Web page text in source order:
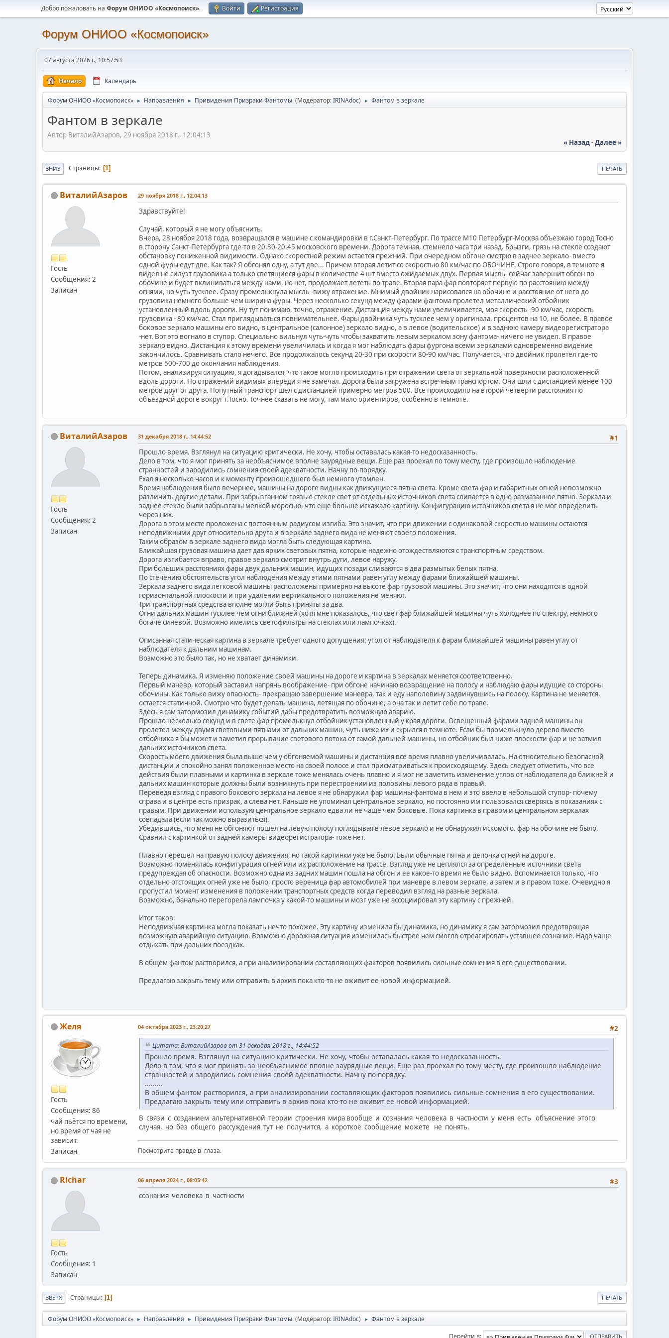
Добро пожаловать на Форум ОНИОО «Космопоиск». Войти Регистрация
Форум ОНИОО «Космопоиск»
07 августа 2026 г., 10:57:53
Начало Календарь
Форум ОНИОО «Космопоиск» ► Направления ► Привидения Призраки Фантомы.(Модератор:IRINAdoc) ► Фантом в зеркале
Фантом в зеркале
Автор ВиталийАзаров, 29 ноября 2018 г., 12:04:13
« Назад-Далее »
ПЕЧАТЬ
ВНИЗ Страницы 1
ВиталийАзаров
Гость
Сообщения: 2
Записан
29 ноября 2018 г., 12:04:13
Здравствуйте!
Случай, который я не могу объяснить.
Вчера, 28 ноября 2018 года, возвращался в машине с командировки в г.Санкт-Петербург. По трассе М10 Петербург-Москва объезжаю город Тосно
в сторону Санкт-Петербурга где-то в 20.30-20.45 московского времени. Дорога темная, стемнело часа три назад. Брызги, грязь на стекле создают
обстановку пониженной видимости. Однако скоростной режим остается прежний. При очередном обгоне смотрю в заднее зеркало- вместо
одной фуры едут две. Как так? Я обгонял одну, а тут две... Причем вторая летит со скоростью 80 км/час по ОБОЧИНЕ. Строго говоря, в темноте я
видел не силуэт грузовика а только светящиеся фары в количестве 4 шт вместо ожидаемых двух. Первая мысль- сейчас завершит обгон по
обочине и будет вклиниваться между нами, но нет, продолжает лететь по траве. Вторая пара фар повторяет первую по расстоянию между
огнями, но чуть тусклее. Сразу промелькнула мысль- вижу отражение. Мнимый двойник нарисовался на обочине и расстояние от него до
грузовика немного больше чем ширина фуры. Через несколько секунд между фарами фантома пролетел металлический отбойник
установленный вдоль дороги. Ну тут понимаю, точно, отражение. Дистанция между нами увеличивается, моя скорость -90 км/час, скорость
грузовика - 80 км/час. Стал приглядываться повнимательнее. Фары двойника чуть тусклее чем у оригинала, процентов на 10, не более. В правое
боковое зеркало машины его видно, в центральное (салонное) зеркало видно, а в левое (водительское) и в заднюю камеру видеорегистратора
-нет. Вот это вогнало в ступор. Специально вильнул чуть-чуть чтобы захватить левым зеркалом зону фантома- ничего не увидел. В правое
зеркало видно. Дистанция к этому времени увеличилась и когда я мог наблюдать фары фургона всеми зеркалами одновременно видение
закончилось. Сравнивать стало нечего. Все продолжалось секунд 20-30 при скорости 80-90 км/час. Получается, что двойник пролетел где-то
метров 500-700 до окончания наблюдения.
Потом, анализируя ситуацию, я догадывался, что такое могло происходить при отражении света от зеркальной поверхности расположенной
вдоль дороги. Но отражений видимых впереди я не замечал. Дорога была загружена встречным транспортом. Они шли с дистанцией менее 100
метров друг от друга. Попутный транспорт шел с дистанцией примерно метров 500. Все происходило на второй четверти расстояния по
объездной дороге вокруг г.Тосно. Точнее сказать не могу, там мало ориентиров, особенно в темноте.
ВиталийАзаров
Гость
Сообщения: 2
Записан
#1
31 декабря 2018 г., 14:44:52
Прошло время. Взглянул на ситуацию критически. Не хочу, чтобы оставалась какая-то недосказанность.
Дело в том, что я мог принять за необъяснимое вполне заурядные вещи. Еще раз проехал по тому месту, где произошло наблюдение
странностей и зародились сомнения своей адекватности. Начну по-порядку.
Ехал я несколько часов и к моменту произошедшего был немного утомлен.
Время наблюдения было вечернее, машины на дороге видны как движущиеся пятна света. Кроме света фар и габаритных огней невозможно
различить другие детали. При забрызганном грязью стекле свет от отдельных источников света сливается в одно размазанное пятно. Зеркала и
заднее стекло были забрызганы мелкой моросью, что еще больше искажало картину. Конфигурацию источников света я не мог определить
через них.
Дорога в этом месте проложена с постоянным радиусом изгиба. Это значит, что при движении с одинаковой скоростью машины остаются
неподвижными друг относительно друга и в зеркале заднего вида не меняют своего положения.
Таким образом в зеркале заднего вида могла быть следующая картина.
Ближайшая грузовая машина дает дав ярких световых пятна, которые надежно отождествляются с транспортным средством.
Дорога изгибается вправо, правое зеркало смотрит внутрь дуги, левое наружу.
При больших расстояниях фары двух дальних машин, идущих позади сливаются в два размытых белых пятна.
По стечению обстоятельств угол наблюдения между этими пятнами равен углу между фарами ближайшей машины.
Зеркала заднего вида легковой машины расположены примерно на высоте фар грузовой машины. Это значит, что они находятся в одной
горизонтальной плоскости и при удалении вертикального положения не меняют.
Три транспортных средства вполне могли быть приняты за два.
Огни дальних машин тусклее чем огни ближней (хотя мне показалось, что свет фар ближайшей машины чуть холоднее по спектру, немного
богаче синевой. Возможно имелись светофильтры на стеклах или лампочках).
Описанная статическая картина в зеркале требует одного допущения: угол от наблюдателя к фарам ближайшей машины равен углу от
наблюдателя к дальним машинам.
Возможно это было так, но не хватает динамики.
Теперь динамика. Я изменяю положение своей машины на дороге и картина в зеркалах меняется соответственно.
Первый маневр, который заставил напрячь воображение- при обгоне начинаю возвращение на полосу и наблюдаю фары идущие со стороны
обочины. Как только вижу опасность- прекращаю завершение маневра, так и еду наполовину задвинувшись на полосу. Картина не меняется,
остается статичной. Смотрю что будет делать машина, летящая по обочине, а она так и летит себе по траве.
Здесь я сам затормозил динамику событий дабы предотвратить возможную аварию.
Прошло несколько секунд и в свете фар промелькнул отбойник установленный у края дороги. Освещенный фарами задней машины он
пролетел между двумя световыми пятнами от дальних машин, чуть ниже их и скрылся в темноте. Если бы промелькнуло дерево вместо
отбойника я бы может и заметил прерывание светового потока от самой дальней машины, но отбойник был ниже плоскости фар и не затмил
дальних источников света.
Скорость моего движения была выше чем у обгоняемой машины и дистанция все время плавно увеличивалась. На относительно безопасной
дистанции и спокойно занял положенное место на своей полосе и стал присматриваться к происходящему. Здесь следует отметить, что все
действия были плавными и картинка в зеркале тоже менялась очень плавно и я мог не заметить изменение углов от наблюдателя до ближней и
дальних машин которые должны были возникнуть при перестроении из половины левого ряда в правый.
Переведя взгляд с правого бокового зеркала на левое я не обнаружил фар машины-фантома в нем и это ввело в небольшой ступор- почему
справа и в центре есть призрак, а слева нет. Раньше не упоминал центральное зеркало, но постоянно им пользовался сверяясь в показаниях с
правым. При движении использую центральное зеркало едва ли не чаще чем боковые. Пока картинка в правом и центральном зеркалах
совпадала (если так можно выразиться).
Убедившись, что меня не обгоняют пошел на левую полосу поглядывая в левое зеркало и не обнаружил искомого. фар на обочине не было.
Сравнил с картинкой от задней камеры видеорегистратора- тоже нет.
Плавно перешел на правую полосу движения, но такой картинки уже не было. Были обычные пятна и цепочка огней на дороге.
Возможно поменялась конфигурация огней или их расположение на трассе. Взгляд уже не цеплялся за определенные источники света
предупреждая об опасности. Возможно одна из задних машин пошла на обгон и ее какое-то время не было видно. Вспоминается только, что
отдельно отстоящих огней уже не было, просто вереница фар автомобилей при маневре в левом зеркале, а затем и в правом тоже. Очевидно я
пропустил момент изменения в положении транспортных средств когда переводил взгляд на разные зеркала.
Возможно, банально перегорела лампочка у какой-то машины и мозг уже не ассоциировал эту картину с прежней.
Итог таков:
Неподвижная картинка могла показать нечто похожее. Эту картину изменила бы динамика, но динамику я сам затормозил предотвращая
возможную аварийную ситуацию. Возможно дорожная ситуация изменилась быстрее чем смогло отреагировать уставшее сознание. Надо чаще
отдыхать при дальних поездках.
В общем фантом растворился, а при анализировании составляющих факторов появились сильные сомнения в его существовании.
Предлагаю закрыть тему или отправить в архив пока кто-то не оживит ее новой информацией.
Желя
Гость
Сообщения: 86
чай пьётся по времени,
но время от чая не
зависит.
Записан
#2
04 октября 2023 г., 23:20:27
Цитата: ВиталийАзаров от 31 декабря 2018 г., 14:44:52
Прошло время. Взглянул на ситуацию критически. Не хочу, чтобы оставалась какая-то недосказанность.
Дело в том, что я мог принять за необъяснимое вполне заурядные вещи. Еще раз проехал по тому месту, где произошло наблюдение
странностей и зародились сомнения своей адекватности. Начну по-порядку.
.........
В общем фантом растворился, а при анализировании составляющих факторов появились сильные сомнения в его существовании.
Предлагаю закрыть тему или отправить в архив пока кто-то не оживит ее новой информацией.
В связи с созданием альтернативной теории строения мира вообще и сознания человека в частности у меня есть объяснение этого
случая, но без общего рассуждения тут не получится, а короткое сообщение можете не понять.
Посмотрите правде в глаза.
Richar
Гость
Сообщения: 1
Записан
#3
06 апреля 2024 г., 08:05:42
сознания человека в частности
ПЕЧАТЬ
ВВЕРХ Страницы 1
Форум ОНИОО «Космопоиск» ► Направления ► Привидения Призраки Фантомы.(Модератор:IRINAdoc) ► Фантом в зеркале
Перейти в